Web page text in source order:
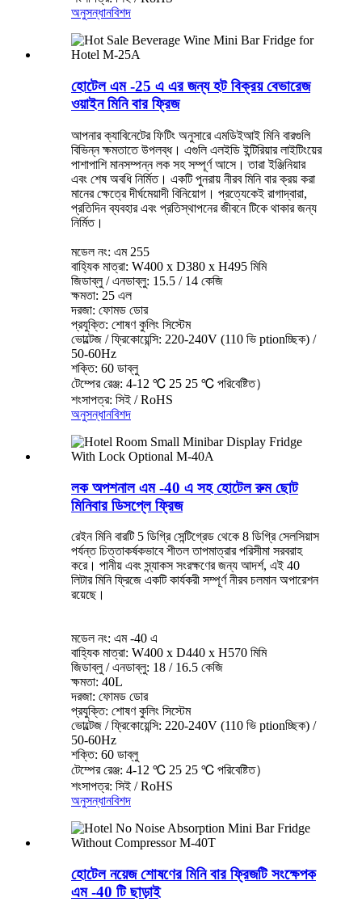
অনুসন্ধানবিশদ
হোটেল এম -25 এ এর ​​জন্য হট বিক্রয় বেভারেজ
ওয়াইন মিনি বার ফ্রিজ
আপনার ক্যাবিনেটের ফিটিং অনুসারে এমডিইআই মিনি বারগুলি
বিভিন্ন ক্ষমতাতে উপলব্ধ। এগুলি এলইডি ইন্টিরিয়ার লাইটিংয়ের
পাশাপাশি মানসম্পন্ন লক সহ সম্পূর্ণ আসে। তারা ইঞ্জিনিয়ার
এবং শেষ অবধি নির্মিত। একটি পুনরায় নীরব মিনি বার ক্রয় করা
মানের ক্ষেত্রে দীর্ঘমেয়াদী বিনিয়োগ। প্রত্যেকেই রাগাদ্বারা,
প্রতিদিন ব্যবহার এবং প্রতিস্থাপনের জীবনে টিকে থাকার জন্য
নির্মিত।
মডেল নং: এম 255
বাহ্যিক মাত্রা: W400 x D380 x H495 মিমি
জিডাব্লু / এনডাব্লু: 15.5 / 14 কেজি
ক্ষমতা: 25 এল
দরজা: ফোমড ডোর
প্রযুক্তি: শোষণ কুলিং সিস্টেম
ভোল্টেজ / ফ্রিকোয়েন্সি: 220-240V (110 ভি ptionচ্ছিক) /
50-60Hz
শক্তি: 60 ডাব্লু
টেম্পের রেঞ্জ: 4-12 ℃ 25 25 ℃ পরিবেষ্টিত）
শংসাপত্র: সিই / RoHS
অনুসন্ধানবিশদ
লক অপশনাল এম -40 এ সহ হোটেল রুম ছোট
মিনিবার ডিসপ্লে ফ্রিজ
রেইন মিনি বারটি 5 ডিগ্রি সেন্টিগ্রেড থেকে 8 ডিগ্রি সেলসিয়াস
পর্যন্ত চিত্তাকর্ষকভাবে শীতল তাপমাত্রার পরিসীমা সরবরাহ
করে। পানীয় এবং স্ন্যাকস সংরক্ষণের জন্য আদর্শ, এই 40
লিটার মিনি ফ্রিজে একটি কার্যকরী সম্পূর্ণ নীরব চলমান অপারেশন
রয়েছে।
মডেল নং: এম -40 এ
বাহ্যিক মাত্রা: W400 x D440 x H570 মিমি
জিডাব্লু / এনডাব্লু: 18 / 16.5 কেজি
ক্ষমতা: 40L
দরজা: ফোমড ডোর
প্রযুক্তি: শোষণ কুলিং সিস্টেম
ভোল্টেজ / ফ্রিকোয়েন্সি: 220-240V (110 ভি ptionচ্ছিক) /
50-60Hz
শক্তি: 60 ডাব্লু
টেম্পের রেঞ্জ: 4-12 ℃ 25 25 ℃ পরিবেষ্টিত）
শংসাপত্র: সিই / RoHS
অনুসন্ধানবিশদ
হোটেল নয়েজ শোষণের মিনি বার ফ্রিজটি সংক্ষেপক
এম -40 টি ছাড়াই